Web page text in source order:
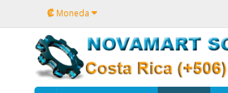
₡ Moneda